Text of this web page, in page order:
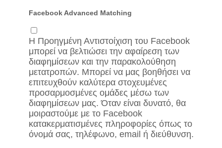
Facebook Advanced Matching
Η Προηγμένη Αντιστοίχιση του Facebook
μπορεί να βελτιώσει την αφαίρεση των
διαφημίσεων και την παρακολούθηση
μετατροπών. Μπορεί να μας βοηθήσει να
επιτευχθούν καλύτερα στοχευμένες
προσαρμοσμένες ομάδες μέσω των
διαφημίσεων μας. Όταν είναι δυνατό, θα
μοιραστούμε με το Facebook
κατακερματισμένες πληροφορίες όπως το
όνομά σας, τηλέφωνο, email ή διεύθυνση.